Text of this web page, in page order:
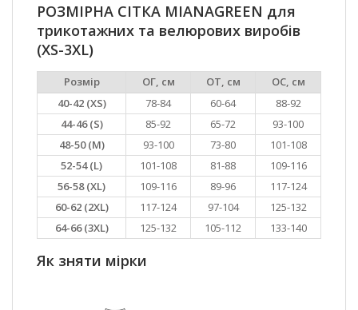
РОЗМІРНА СІТКА MIANAGREEN для
трикотажних та велюрових виробів
(XS-3XL)
Розмір ОГ, см ОТ, см
ОС, см
40-42 (XS)
78-84 60-64
88-92
44-46 (S)
85-92 65-72
93-100
48-50 (M)
93-100 73-80
101-108
52-54 (L)
101-108 81-88
109-116
56-58 (XL)
109-116 89-96
117-124
60-62 (2XL)
117-124 97-104
125-132
64-66 (3XL)
125-132 105-112 133-140
Як зняти мірки